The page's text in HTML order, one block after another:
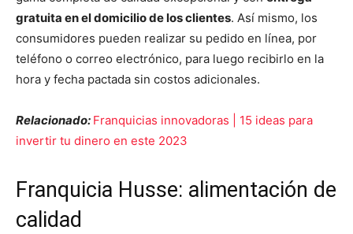
gratuita en el domicilio de los clientes. Así mismo, los
consumidores pueden realizar su pedido en línea, por
teléfono o correo electrónico, para luego recibirlo en la
hora y fecha pactada sin costos adicionales.
Relacionado: Franquicias innovadoras | 15 ideas para
invertir tu dinero en este 2023
Franquicia Husse: alimentación de
calidad